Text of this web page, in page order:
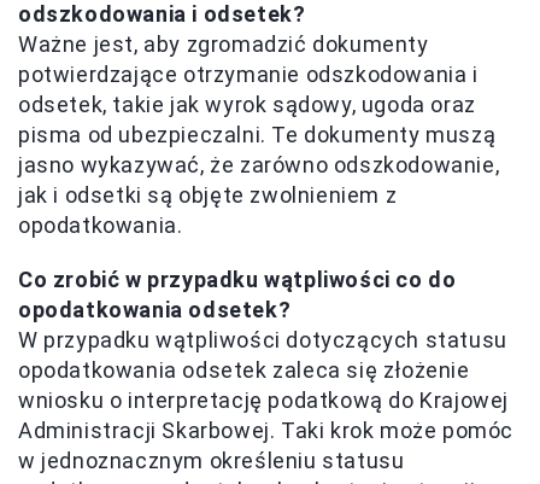
odszkodowania i odsetek?
Ważne jest, aby zgromadzić dokumenty
potwierdzające otrzymanie odszkodowania i
odsetek, takie jak wyrok sądowy, ugoda oraz
pisma od ubezpieczalni. Te dokumenty muszą
jasno wykazywać, że zarówno odszkodowanie,
jak i odsetki są objęte zwolnieniem z
opodatkowania.
Co zrobić w przypadku wątpliwości co do
opodatkowania odsetek?
W przypadku wątpliwości dotyczących statusu
opodatkowania odsetek zaleca się złożenie
wniosku o interpretację podatkową do Krajowej
Administracji Skarbowej. Taki krok może pomóc
w jednoznacznym określeniu statusu